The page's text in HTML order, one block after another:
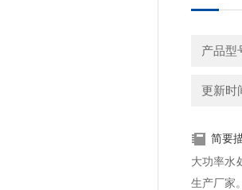
产品型
更新时
简要
大功率水
生产厂家